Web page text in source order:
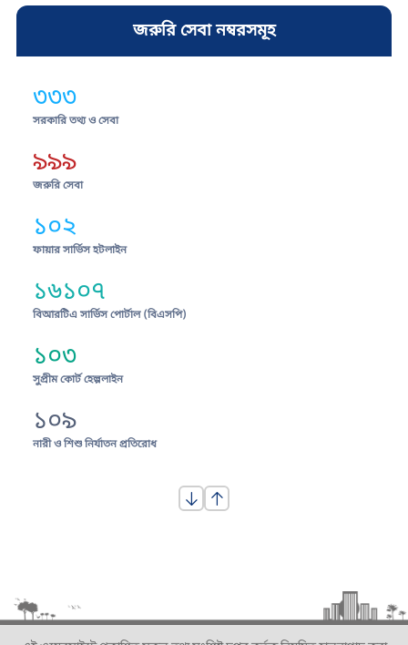
জরুরি সেবা নম্বরসমূহ
৩৩৩
সরকারি তথ্য ও সেবা
৯৯৯
জরুরি সেবা
১০২
ফায়ার সার্ভিস হটলাইন
১৬১০৭
বিআরটিএ সার্ভিস পোর্টাল (বিএসপি)
১০৩
সুপ্রীম কোর্ট হেল্পলাইন
১০৯
নারী ও শিশু নির্যাতন প্রতিরোধ